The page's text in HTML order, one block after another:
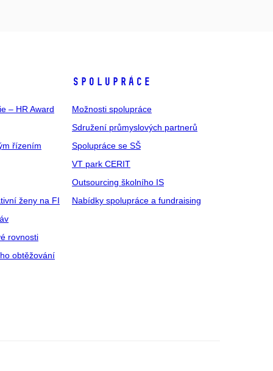
– HR Award
řízením
ženy na FI
rovnosti
obtěžování
SPOLUPRÁCE
Možnosti spolupráce
Sdružení průmyslových partnerů
Spolupráce se SŠ
VT park CERIT
Outsourcing školního IS
Nabídky spolupráce a fundraising